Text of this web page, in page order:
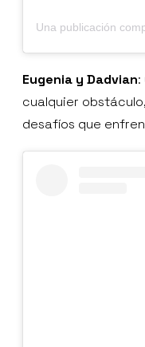
Eugenia y Dadvian:
cualquier
desafíos que